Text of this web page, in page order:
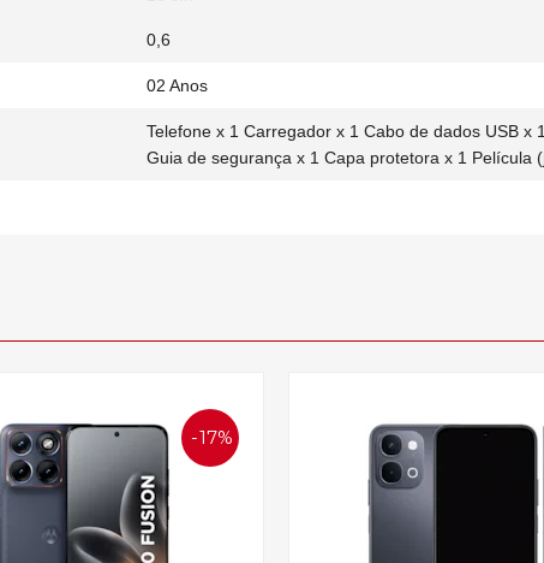
0,6
02 Anos
Telefone x 1 Carregador x 1 Cabo de dados USB
Guia de segurança x 1 Capa protetora x 1 Película
17%